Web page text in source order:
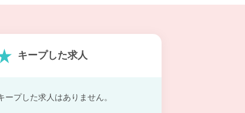
キープした求人
ープした求人はありません。